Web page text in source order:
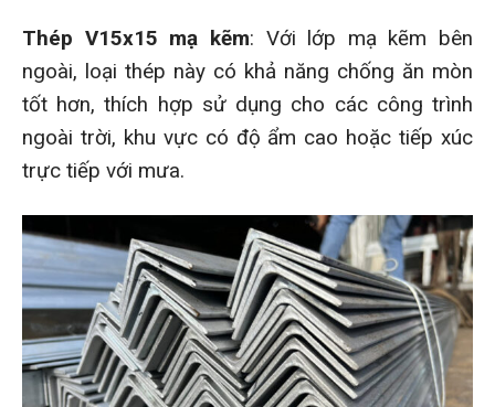
Thép V15x15 mạ kẽm: Với lớp mạ kẽm bên
ngoài, loại thép này có khả năng chống ăn mòn
tốt hơn, thích hợp sử dụng cho các công trình
ngoài trời, khu vực có độ ẩm cao hoặc tiếp xúc
trực tiếp với mưa.